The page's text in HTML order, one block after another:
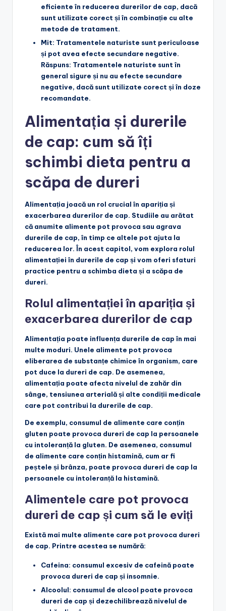
eficiente în reducerea durerilor de cap, dacă
sunt utilizate corect și în combinație cu alte
metode de tratament.
Mit: Tratamentele naturiste sunt periculoase
și pot avea efecte secundare negative.
Răspuns: Tratamentele naturiste sunt în
general sigure și nu au efecte secundare
negative, dacă sunt utilizate corect și în doze
recomandate.
Alimentația și durerile
de cap: cum să îți
schimbi dieta pentru a
scăpa de dureri
Alimentația joacă un rol crucial în apariția și
exacerbarea durerilor de cap. Studiile au arătat
că anumite alimente pot provoca sau agrava
durerile de cap, în timp ce altele pot ajuta la
reducerea lor. În acest capitol, vom explora rolul
alimentației în durerile de cap și vom oferi sfaturi
practice pentru a schimba dieta și a scăpa de
dureri.
Rolul alimentației în apariția și
exacerbarea durerilor de cap
Alimentația poate influența durerile de cap în mai
multe moduri. Unele alimente pot provoca
eliberarea de substanțe chimice în organism, care
pot duce la dureri de cap. De asemenea,
alimentația poate afecta nivelul de zahăr din
sânge, tensiunea arterială și alte condiții medicale
care pot contribui la durerile de cap.
De exemplu, consumul de alimente care conțin
gluten poate provoca dureri de cap la persoanele
cu intoleranță la gluten. De asemenea, consumul
de alimente care conțin histamină, cum ar fi
peștele și brânza, poate provoca dureri de cap la
persoanele cu intoleranță la histamină.
Alimentele care pot provoca
dureri de cap și cum să le eviți
Există mai multe alimente care pot provoca dureri
de cap. Printre acestea se numără:
Cafeina: consumul excesiv de cafeină poate
provoca dureri de cap și insomnie.
Alcoolul: consumul de alcool poate provoca
dureri de cap și dezechilibrează nivelul de